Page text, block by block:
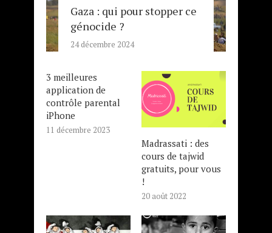
Gaza : qui pour stopper ce
génocide ?
24 décembre 2024
3 meilleures
application de
contrôle parental
iPhone
11 décembre 2023
Madrassati : des
cours de tajwid
gratuits, pour vous
!
20 août 2022